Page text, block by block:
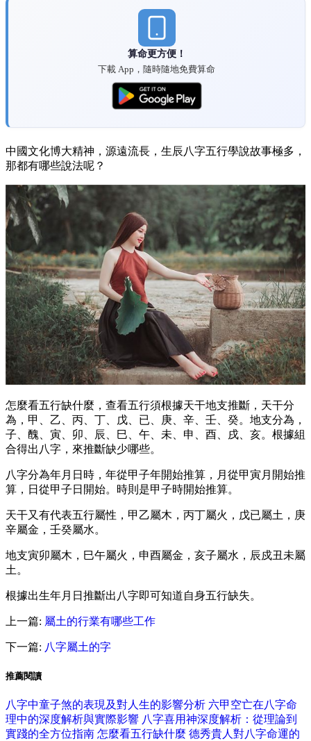
算命更方便！
下載 App，隨時隨地免費算命
中國文化博大精神，源遠流長，生辰八字五行學說故事極多，
那都有哪些說法呢？
怎麼看五行缺什麼，查看五行須根據天干地支推斷，天干分
為，甲、乙、丙、丁、戊、已、庚、辛、壬、癸。地支分為，
子、醜、寅、卯、辰、巳、午、未、申、酉、戌、亥。根據組
合得出八字，來推斷缺少哪些。
八字分為年月日時，年從甲子年開始推算，月從甲寅月開始推
算，日從甲子日開始。時則是甲子時開始推算。
天干又有代表五行屬性，甲乙屬木，丙丁屬火，戊已屬土，庚
辛屬金，壬癸屬水。
地支寅卯屬木，巳午屬火，申酉屬金，亥子屬水，辰戍丑未屬
土。
根據出生年月日推斷出八字即可知道自身五行缺失。
上一篇: 屬土的行業有哪些工作
下一篇: 八字屬土的字
推薦閱讀
八字中童子煞的表現及對人生的影響分析 六甲空亡在八字命
理中的深度解析與實際影響 八字喜用神深度解析：從理論到
實踐的全方位指南 怎麼看五行缺什麼 德秀貴人對八字命運的